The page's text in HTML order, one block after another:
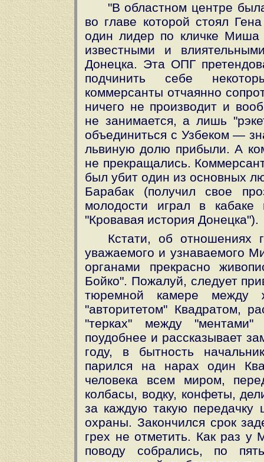
"В областном центре
во главе которой стоял
один лидер по кличке
известными и
Донецка. Эта ОПГ
подчинить себе
коммерсанты отчаянно
ничего не производит и
не занимается, а лишь
объединиться с Узбеком —
львиную долю прибыли. А
не прекращались.
был убит один из основных
Барабак (получил свое
молодости играл в
"Кровавая история Донецка").
Кстати, об
уважаемого и узнаваемого
органами прекрасно
Бойко". Пожалуй, следует
тюремной камере между
"авторитетом" Квадратом,
"терках" между
поудобнее и рассказывает
году, в бытность
парился на нарах один
человека всем миром,
колбасы, водку, конфеты,
за каждую такую передачку
охраны. Закончился срок
грех не отметить. Как раз у
поводу собрались, по